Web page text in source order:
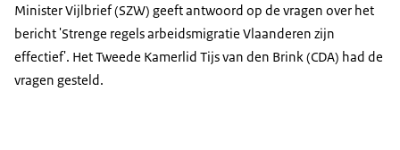
Minister Vijlbrief (SZW) geeft antwoord op de vragen over het
bericht 'Strenge regels arbeidsmigratie Vlaanderen zijn
effectief'. Het Tweede Kamerlid Tijs van den Brink (CDA) had de
vragen gesteld.